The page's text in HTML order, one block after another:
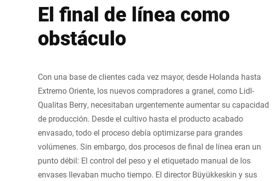
El final de línea como
obstáculo
Con una base de clientes cada vez mayor, desde Holanda hasta
Extremo Oriente, los nuevos compradores a granel, como Lidl-
Qualitas Berry, necesitaban urgentemente aumentar su capacidad
de producción. Desde el cultivo hasta el producto acabado
envasado, todo el proceso debía optimizarse para grandes
volúmenes. Sin embargo, dos procesos de final de línea eran un
punto débil: El control del peso y el etiquetado manual de los
envases llevaban mucho tiempo. El director Büyükkeskin y sus